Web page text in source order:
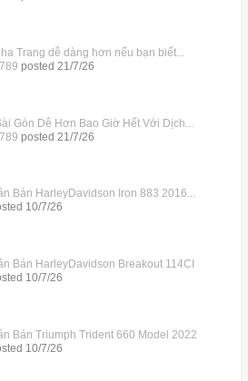
Trang dễ dàng hơn nếu bạn biết...
posted 21/7/26
Gòn Dễ Hơn Bao Giờ Hết Với Dịch...
posted 21/7/26
Bán HarleyDavidson Iron 883 2016...
10/7/26
Bán HarleyDavidson Breakout 114CI
10/7/26
Bán Triumph Trident 660 Model 2022
10/7/26